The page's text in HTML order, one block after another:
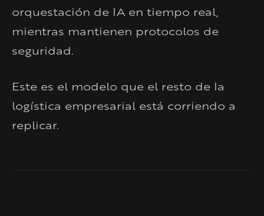
orquestación de IA en tiempo real,
mientras mantienen protocolos de
seguridad.
Este es el modelo que el resto de la
logística empresarial está corriendo a
replicar.